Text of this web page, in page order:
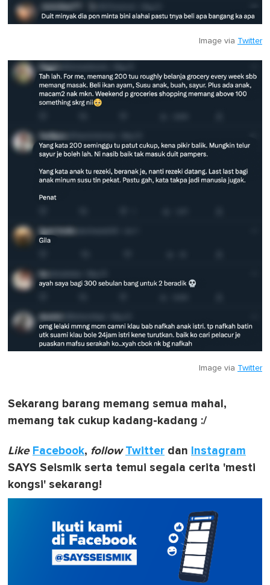
Image via Twitter
Image via Twitter
Sekarang barang memang semua mahal,
memang tak cukup kadang-kadang :/
Like Facebook, follow Twitter dan Instagram
SAYS Seismik serta temui segala cerita 'mesti
kongsi' sekarang!